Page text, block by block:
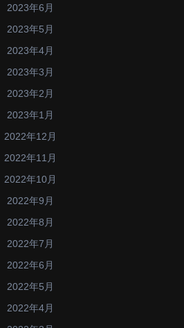
2023年6月
2023年5月
2023年4月
2023年3月
2023年2月
2023年1月
2022年12月
2022年11月
2022年10月
2022年9月
2022年8月
2022年7月
2022年6月
2022年5月
2022年4月